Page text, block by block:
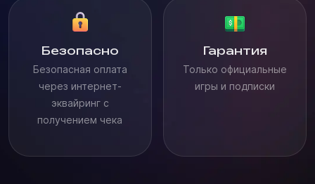
Безопасно
Безопасная оплата
через интернет-
эквайринг с
получением чека
Гарантия
Только официальные
игры и подписки